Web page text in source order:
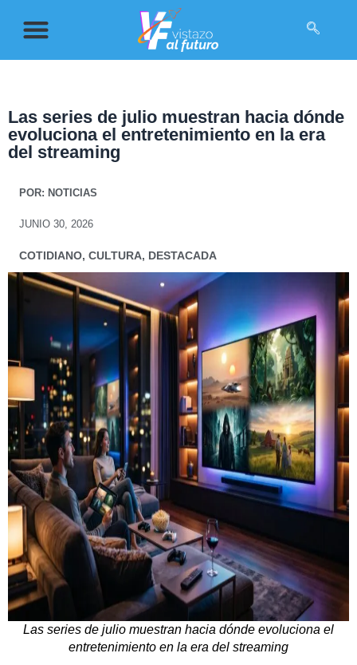
Las series de julio muestran hacia dónde
evoluciona el entretenimiento en la era
del streaming
POR: NOTICIAS
JUNIO 30, 2026
COTIDIANO, CULTURA, DESTACADA
Las series de julio muestran hacia dónde evoluciona el
entretenimiento en la era del streaming